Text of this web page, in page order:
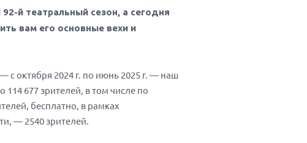
й театральный сезон, а сегодня
вам его основные вехи и
с октября 2024 г. по июнь 2025 г. — наш
114 677 зрителей, в том числе по
бесплатно, в рамках
— 2540 зрителей.